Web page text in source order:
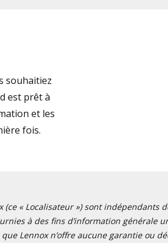
souhaitiez
est prêt à
et les
fois.
« Localisateur ») sont indépendants
à des fins d’information
Lennox n’offre aucune garantie ou